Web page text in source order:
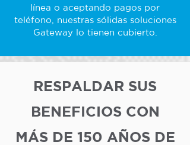
línea o aceptando pagos por
teléfono, nuestras sólidas soluciones
Gateway lo tienen cubierto.
RESPALDAR SUS
BENEFICIOS CON
MÁS DE 150 AÑOS DE